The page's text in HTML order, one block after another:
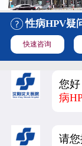
性病HPV疑
快速咨询
您
病
请